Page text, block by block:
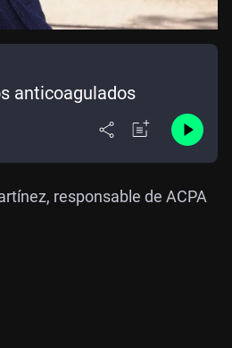
anticoagulados
responsable de ACPA